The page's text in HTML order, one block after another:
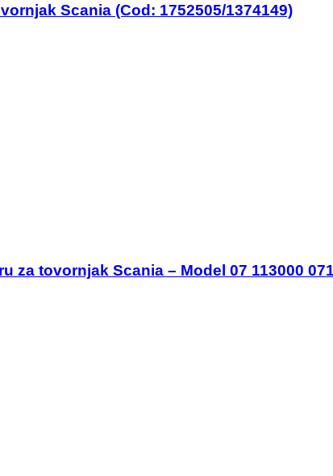
Scania (Cod: 1752505/1374149)
za tovornjak Scania – Model 07 113000